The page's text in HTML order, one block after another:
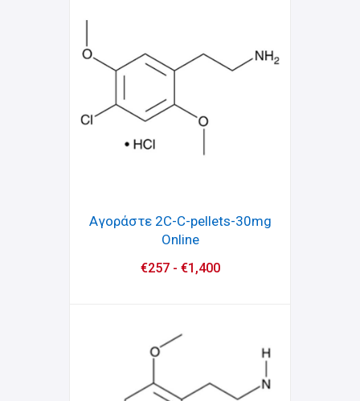
Αγοράστε 2C-C-pellets-30mg
Online
€257- €1,400